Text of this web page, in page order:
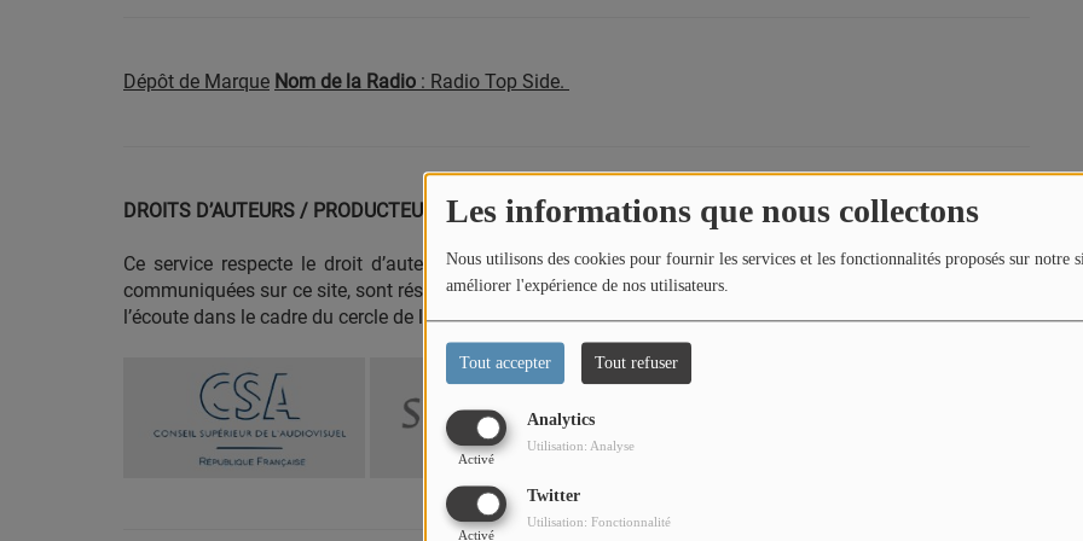
Les informations que nous collectons
Nous utilisons des cookies pour fournir les services et les fonctionnalités proposés sur notre
améliorer l'expérience de nos utilisateurs.
Tout accepter Tout refuser
Analytics
Activé
Utilisation: Analyse
Twitter
Activé
Utilisation: Fonctionnalité
DIRECT STUDIO 2
DIRECT STUDIO 3
FRANCE TRAVAIL MENTON
Dépôt de Marque Nom de la Radio : Radio Top Side.
DROITS D’AUTEURS / PRODUCTEURS
Ce service respecte le droit d’auteur. Tous les droits des auteurs des Œuvres protégées, reproduites et
communiquées sur ce site, sont réservé. Sauf autorisation expresse, toute utilisation des Œuvres autre que
l’écoute dans le cadre du cercle de la famille est strictement interdite.